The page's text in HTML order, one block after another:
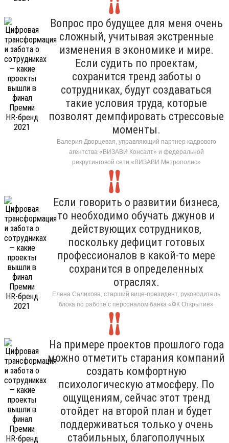
Вопрос про будущее для меня очень
сложный, учитывая экстренные
изменения в экономике и мире.
Если судить по проектам,
сохранится тренд заботы о
сотрудниках, будут создаваться
такие условия труда, которые
позволят демпфировать стрессовые
моменты.
Валерия Дворцевая, управляющий партнер кадрового
агентства «ВИЗАВИ Консалт» и федеральной
рекрутинговой сети «ВИЗАВИ Метрополис»
Если говорить о развитии бизнеса,
то необходимо обучать джунов и
действующих сотрудников,
поскольку дефицит готовых
профессионалов в какой-то мере
сохранится в определенных
отраслях.
Елена Салихова, старший вице-президент, руководитель
блока по работе с персоналом банка «ФК Открытие»
На примере проектов прошлого года
можно отметить старания компаний
создать комфортную
психологическую атмосферу. По
ощущениям, сейчас этот тренд
отойдет на второй план и будет
поддерживаться только у очень
стабильных, благополучных